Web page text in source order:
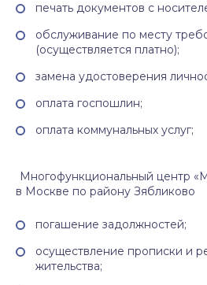
печать документов с
обслуживание по месту
(осуществляется платно);
замена удостоверения
оплата госпошлин;
оплата коммунальных услуг;
Многофункциональный центр
в Москве по району Зябликово
погашение задолжностей;
осуществление прописки и
жительства;